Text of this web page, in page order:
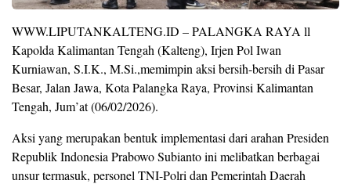
WWW.LIPUTANKALTENG.ID – PALANGKA RAYA ll
Kapolda Kalimantan Tengah (Kalteng), Irjen Pol Iwan
Kurniawan, S.I.K., M.Si.,memimpin aksi bersih-bersih di Pasar
Besar, Jalan Jawa, Kota Palangka Raya, Provinsi Kalimantan
Tengah, Jum’at (06/02/2026).
Aksi yang merupakan bentuk implementasi dari arahan Presiden
Republik Indonesia Prabowo Subianto ini melibatkan berbagai
unsur termasuk, personel TNI-Polri dan Pemerintah Daerah